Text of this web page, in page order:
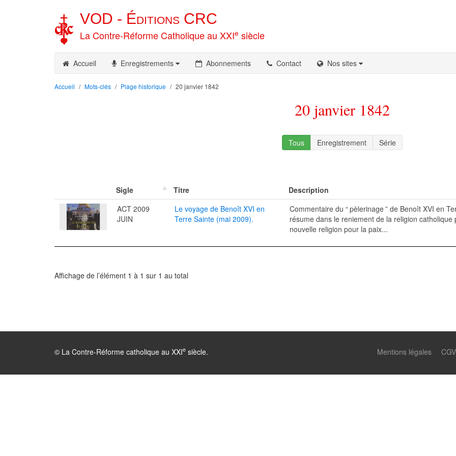
VOD - Éditions CRC
La Contre-Réforme Catholique au XXIe siècle
Accueil Enregistrements Abonnements Contact Nos sites
Accueil Mots-clés Plage historique 20 janvier 1842
20 janvier 1842
Tous Enregistrement
Série
Sigle Titre Description
ACT 2009
JUIN
Le voyage de Benoît XVI en
Terre Sainte (mai 2009).
Commentaire du “pèlerinage” de Benoît XVI en
résume dans le reniement de la religion catholique
nouvelle religion pour la paix...
Affichage de l’élément 1 à 1 sur 1 au total
© La Contre-Réforme catholique au XXIe siècle. Mentions légales CGV